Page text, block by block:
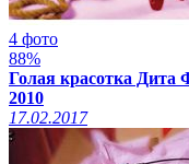
4 фото
88%
Голая красотка Дита
2010
17.02.2017